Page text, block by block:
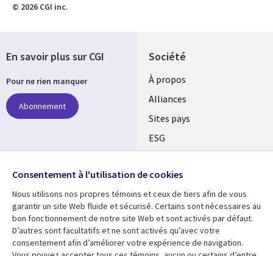
© 2026 CGI inc.
Société
À propos
Alliances
Sites pays
ESG
Fusions
Salle de presse
Ressources Support
En savoir plus sur CGI
Pour ne rien manquer
Abonnement
Suivez-nous
Social
Media
Global
FR
Consentement à l'utilisation de cookies
Nous utilisons nos propres témoins et ceux de tiers afin de vous
garantir un site Web fluide et sécurisé. Certains sont nécessaires au
bon fonctionnement de notre site Web et sont activés par défaut.
D’autres sont facultatifs et ne sont activés qu’avec votre
consentement afin d’améliorer votre expérience de navigation.